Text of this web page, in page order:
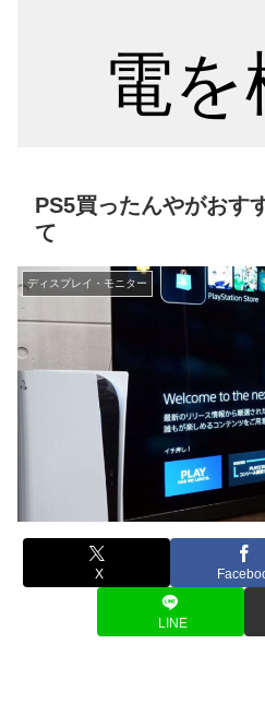
電を
PS5買ったんやがおす
て
ディスプレイ・モニター
X
LINE